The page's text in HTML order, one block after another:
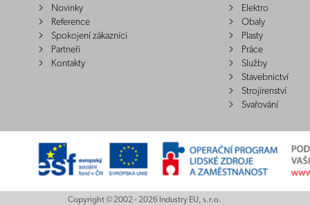
Novinky
Reference
Spokojení zákazníci
Partneři
Kontakty
Elektro
Obaly
Plasty
Práce
Služby
Stavebnictví
Strojírenství
Svařování
Copyright © 2002 - 2026 Industry EU, s.r.o.